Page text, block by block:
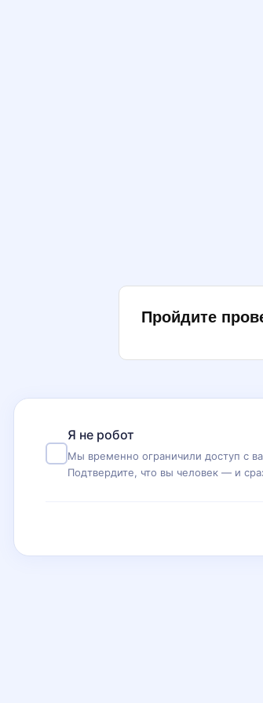
Пройдите
Я не робот
Мы временно ограничили доступ с
Подтвердите, что вы человек — и